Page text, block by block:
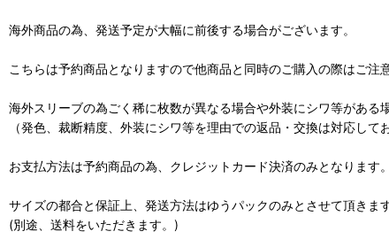
海外商品の為、発送予定が大幅に前後する場合がございます。
こちらは予約商品となりますので他商品と同時のご購入の際はご注
海外スリーブの為ごく稀に枚数が異なる場合や外装にシワ等がある
（発色、裁断精度、外装にシワ等を理由での返品・交換は対応して
お支払方法は予約商品の為、クレジットカード決済のみとなります。
サイズの都合と保証上、発送方法はゆうパックのみとさせて頂きます
(別途、送料をいただきます。)